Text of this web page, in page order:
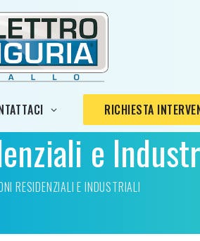
RICHIESTA
e
RESIDENZIALI E INDUSTRIALI